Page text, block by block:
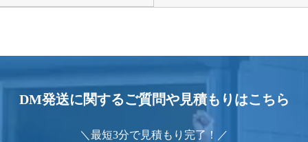
DM発送に関するご質問や見積もりはこちら
＼最短3分で見積もり完了！／